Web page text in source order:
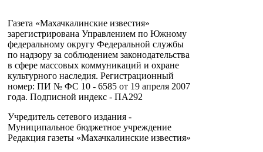
Газета «Махачкалинские известия»
зарегистрирована Управлением по Южному
федеральному округу Федеральной службы
по надзору за соблюдением законодательства
в сфере массовых коммуникаций и охране
культурного наследия. Регистрационный
номер: ПИ № ФС 10 - 6585 от 19 апреля 2007
года. Подписной индекс - ПА292
Учредитель сетевого издания -
Муниципальное бюджетное учреждение
Редакция газеты «Махачкалинские известия»